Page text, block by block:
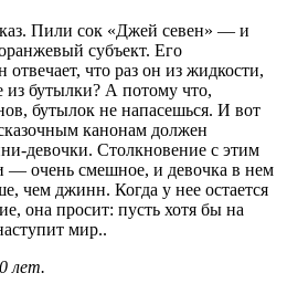
Пили сок «Джей севен» — и
субъект. Его
что раз он из жидкости,
бутылки? А потому что,
бутылок не напасешься. И вот
канонам должен
девочки. Столкновение с этим
очень смешное, и девочка в нем
чем джинн. Когда у нее остается
она просит: пусть хотя бы на
мир..
лет.